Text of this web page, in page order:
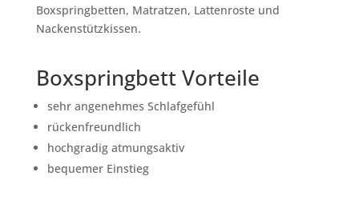
Boxspringbetten, Matratzen, Lattenroste und
Nackenstützkissen.
Boxspringbett Vorteile
sehr angenehmes Schlafgefühl
rückenfreundlich
hochgradig atmungsaktiv
bequemer Einstieg